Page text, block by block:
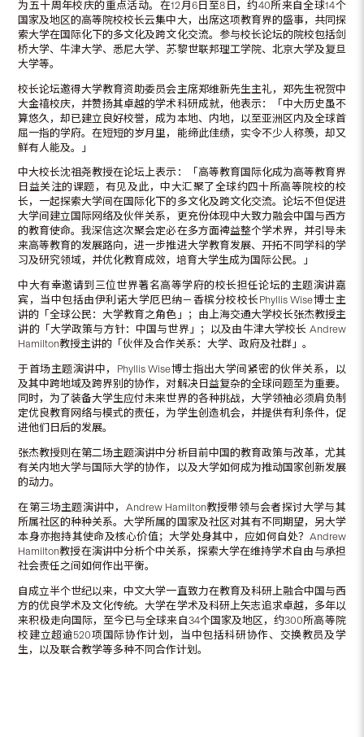
为五十周年校庆的重点活动。在12月6日至8日，约40所来自全球14个
国家及地区的高等院校校长云集中大，出席这项教育界的盛事，共同探
索大学在国际化下的多文化及跨文化交流。参与校长论坛的院校包括剑
桥大学、牛津大学、悉尼大学、苏黎世联邦理工学院、北京大学及复旦
大学等。
校长论坛邀得大学教育资助委员会主席郑维新先生主礼，郑先生祝贺中
大金禧校庆，并赞扬其卓越的学术科研成就，他表示：「中大历史虽不
算悠久，却已建立良好校誉，成为本地、内地，以至亚洲区内及全球首
屈一指的学府。在短短的岁月里，能缔此佳绩，实令不少人称羡，却又
鲜有人能及。」
中大校长沈祖尧教授在论坛上表示：「高等教育国际化成为高等教育界
日益关注的课题，有见及此，中大汇聚了全球约四十所高等院校的校
长，一起探索大学间在国际化下的多文化及跨文化交流。论坛不但促进
大学间建立国际网络及伙伴关系，更充份体现中大致力融会中国与西方
的教育使命。我深信这次聚会定必在多方面裨益整个学术界，并引导未
来高等教育的发展路向，进一步推进大学教育发展、开拓不同学科的学
习及研究领域，并优化教育成效，培育大学生成为国际公民。」
中大有幸邀请到三位世界著名高等学府的校长担任论坛的主题演讲嘉
宾，当中包括由伊利诺大学厄巴纳－香槟分校校长Phyllis Wise博士主
讲的「全球公民：大学教育之角色」；由上海交通大学校长张杰教授主
讲的「大学政策与方针：中国与世界」；以及由牛津大学校长 Andrew
Hamilton教授主讲的「伙伴及合作关系：大学、政府及社群」。
于首场主题演讲中，Phyllis Wise博士指出大学间紧密的伙伴关系，以
及其中跨地域及跨界别的协作，对解决日益复杂的全球问题至为重要。
同时，为了装备大学生应付未来世界的各种挑战，大学领袖必须肩负制
定优良教育网络与模式的责任，为学生创造机会，并提供有利条件，促
进他们日后的发展。
张杰教授则在第二场主题演讲中分析目前中国的教育政策与改革，尤其
有关内地大学与国际大学的协作，以及大学如何成为推动国家创新发展
的动力。
在第三场主题演讲中，Andrew Hamilton教授带领与会者探讨大学与其
所属社区的种种关系。大学所属的国家及社区对其有不同期望，另大学
本身亦抱持其使命及核心价值；大学处身其中，应如何自处？Andrew
Hamilton教授在演讲中分析个中关系，探索大学在维持学术自由与承担
社会责任之间如何作出平衡。
自成立半个世纪以来，中文大学一直致力在教育及科研上融合中国与西
方的优良学术及文化传统。大学在学术及科研上矢志追求卓越，多年以
来积极走向国际，至今已与全球来自34个国家及地区，约300所高等院
校建立超逾520项国际协作计划，当中包括科研协作、交换教员及学
生，以及联合教学等多种不同合作计划。